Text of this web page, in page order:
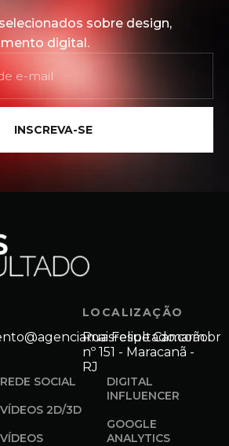
sobre design,
digital.
INSCREVA-SE
LOCALIZAÇÃO
Rua Felipe Camarão
nº 151 - Maracanã -
RJ
REDE SOCIAL
VÍDEOS 2D/3D
VÍDEOS
DIGITAL
INFLUENCER
GOOGLE
ANALYTICS